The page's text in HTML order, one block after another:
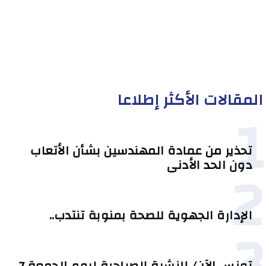
المقالات الأكثر إطلاعا
1
تحذير من عمادة المهندسين بشأن الأتعاب
دون الحد الأدنى
2
الإدارة الجهوية للصحة بمنوبة تنتدب..